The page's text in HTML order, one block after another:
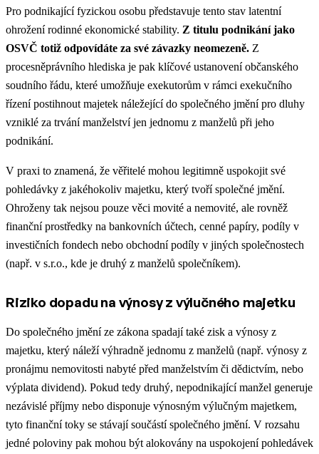
Pro podnikající fyzickou osobu představuje tento stav latentní
ohrožení rodinné ekonomické stability. Z titulu podnikání jako
OSVČ totiž odpovídáte za své závazky neomezeně. Z
procesněprávního hlediska je pak klíčové ustanovení občanského
soudního řádu, které umožňuje exekutorům v rámci exekučního
řízení postihnout majetek náležející do společného jmění pro dluhy
vzniklé za trvání manželství jen jednomu z manželů při jeho
podnikání.
V praxi to znamená, že věřitelé mohou legitimně uspokojit své
pohledávky z jakéhokoliv majetku, který tvoří společné jmění.
Ohroženy tak nejsou pouze věci movité a nemovité, ale rovněž
finanční prostředky na bankovních účtech, cenné papíry, podíly v
investičních fondech nebo obchodní podíly v jiných společnostech
(např. v s.r.o., kde je druhý z manželů společníkem).
Riziko dopadu na výnosy z výlučného majetku
Do společného jmění ze zákona spadají také zisk a výnosy z
majetku, který náleží výhradně jednomu z manželů (např. výnosy z
pronájmu nemovitosti nabyté před manželstvím či dědictvím, nebo
výplata dividend). Pokud tedy druhý, nepodnikající manžel generuje
nezávislé příjmy nebo disponuje výnosným výlučným majetkem,
tyto finanční toky se stávají součástí společného jmění. V rozsahu
jedné poloviny pak mohou být alokovány na uspokojení pohledávek